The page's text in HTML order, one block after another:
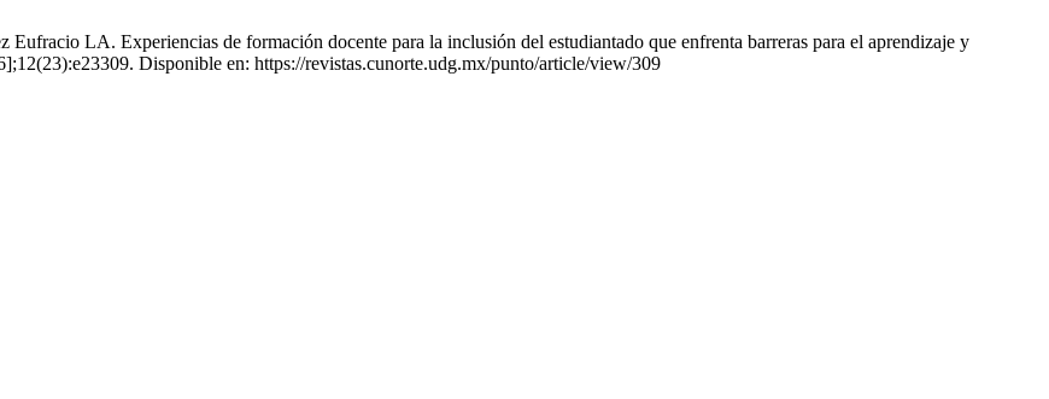
LA. Experiencias de formación docente para la inclusión del estudiantado que enfrenta barreras para el aprendizaje y
Disponible en: https://revistas.cunorte.udg.mx/punto/article/view/309